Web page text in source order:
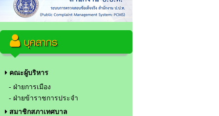
บุคลากร
คณะผู้บริหาร
- ฝ่ายการเมือง
- ฝ่ายข้าราชการประจำ
สมาชิกสภาเทศบาล